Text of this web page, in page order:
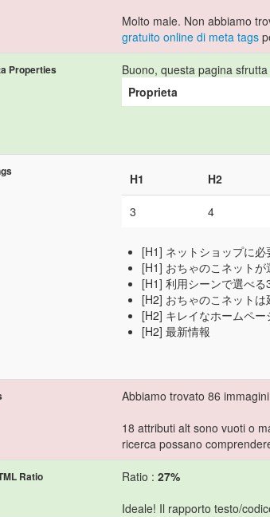
Molto male. Non abbiamo
gratuito online di meta tags
Properties
Buono, questa pagina
Proprieta
H1 H2
3 4
[H1] ネットショップに
[H1] おちゃのこネット
[H1] 利用シーンで選べる
[H2] おちゃのこネット
[H2] キレイなホームペー
[H2] 最新情報
Abbiamo trovato 86
18 attributi alt sono vuoti o
ricerca possano
Ratio Ratio : 27%
Ideale! Il rapporto testo/